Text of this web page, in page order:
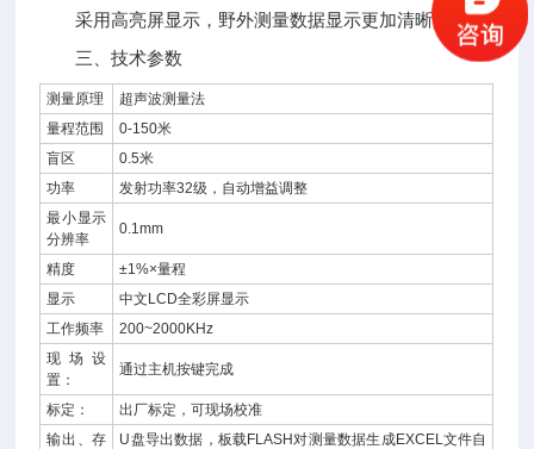
采用高亮屏显示，野外测量数据显示更加清晰;
三、技术参数
测量原理
超声波测量法
量程范围
0-150米
盲区
0.5米
功率
发射功率32级，自动增益调整
最小显示
分辨率
0.1mm
精度
±1%×量程
显示
中文LCD全彩屏显示
工作频率
200~2000KHz
现场设
置：
通过主机按键完成
标定：
出厂标定，可现场校准
输出、存
U盘导出数据，板载FLASH对测量数据生成EXCEL文件自